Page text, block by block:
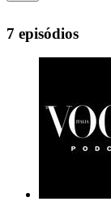
7 episódios